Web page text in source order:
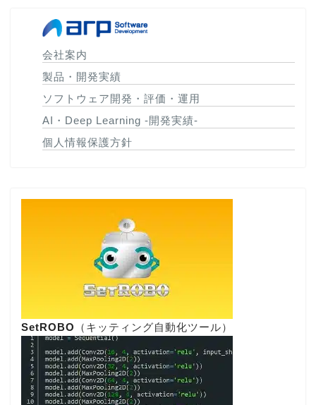
会社案内
製品・開発実績
ソフトウェア開発・評価・運用
AI・Deep Learning -開発実績-
個人情報保護方針
SetROBO （キッティング自動化ツール）